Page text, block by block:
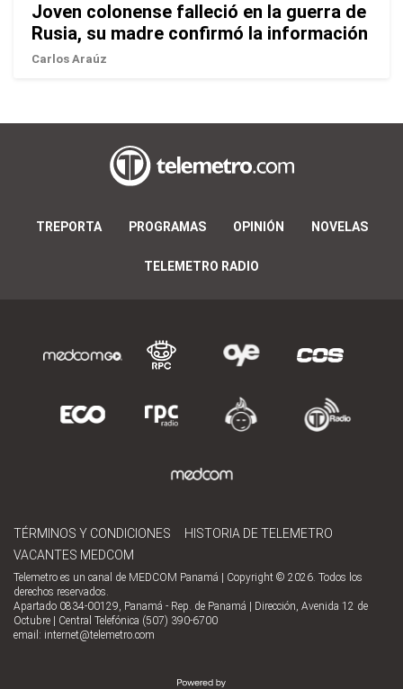
Joven colonense falleció en la guerra de
Rusia, su madre confirmó la información
Carlos Araúz
TREPORTA PROGRAMAS OPINIÓN NOVELAS
TELEMETRO RADIO
TÉRMINOS Y CONDICIONES
HISTORIA DE TELEMETRO
VACANTES MEDCOM
Telemetro es un canal de MEDCOM Panamá | Copyright © 2026. Todos los
derechos reservados.
Apartado 0834-00129, Panamá - Rep. de Panamá | Dirección, Avenida 12 de
Octubre | Central Telefónica (507) 390-6700
email: internet@telemetro.com